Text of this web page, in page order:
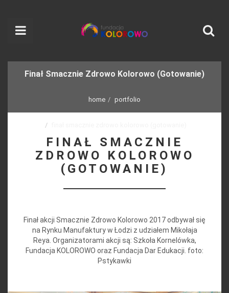
Finał Smacznie Zdrowo Kolorowo (Gotowanie)
home portfolio
FINAŁ SMACZNIE
ZDROWO KOLOROWO
(GOTOWANIE)
Finał akcji Smacznie Zdrowo Kolorowo 2017 odbywał się
na Rynku Manufaktury w Łodzi z udziałem Mikołaja
Reya. Organizatorami akcji są: Szkoła Kornelówka,
Fundacja KOLOROWO oraz Fundacja Dar Edukacji. foto:
Pstykawki